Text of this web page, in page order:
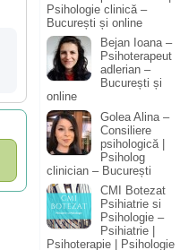
Psihologie clinică –
București și online
Bejan Ioana –
Psihoterapeut
adlerian –
București și
online
Golea Alina –
Consiliere
psihologică |
Psiholog
clinician – București
CMI Botezat
Psihiatrie si
Psihologie –
Psihiatrie |
Psihoterapie | Psihologie